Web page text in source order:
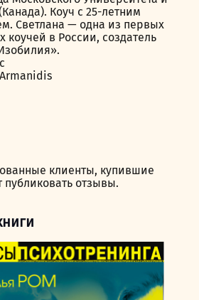
Коуч с 25-летним
Светлана — одна из первых
в России, создатель
клиенты, купившие
отзывы.